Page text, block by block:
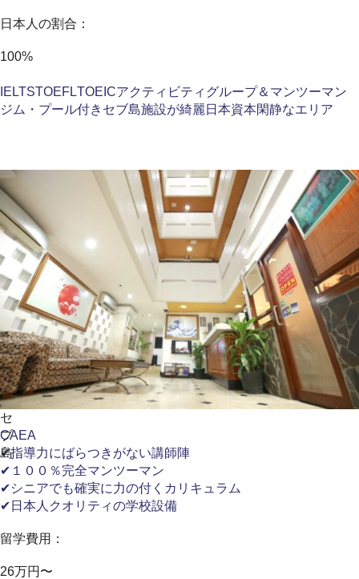
日本人の割合：
100%
IELTSTOEFLTOEICアクティビティ グループ＆マンツーマン
ジム・プール付き セブ島施設が綺麗 日本資本閑静なエリア
セ
ブ
島
CAEA
✔指導力にばらつきがない講師陣
✔１００％完全マンツーマン
✔シニアでも確実に力の付くカリキュラム
✔日本人クオリティの学校設備
留学費用：
26万円〜